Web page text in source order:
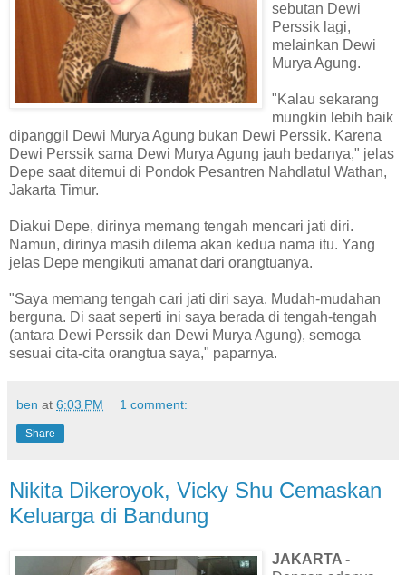
sebutan Dewi
Perssik lagi,
melainkan Dewi
Murya Agung.
"Kalau sekarang
mungkin lebih baik
dipanggil Dewi Murya Agung bukan Dewi Perssik. Karena
Dewi Perssik sama Dewi Murya Agung jauh bedanya," jelas
Depe saat ditemui di Pondok Pesantren Nahdlatul Wathan,
Jakarta Timur.
Diakui Depe, dirinya memang tengah mencari jati diri.
Namun, dirinya masih dilema akan kedua nama itu. Yang
jelas Depe mengikuti amanat dari orangtuanya.
"Saya memang tengah cari jati diri saya. Mudah-mudahan
berguna. Di saat seperti ini saya berada di tengah-tengah
(antara Dewi Perssik dan Dewi Murya Agung), semoga
sesuai cita-cita orangtua saya," paparnya.
ben at 6:03 PM 1 comment:
Share
Nikita Dikeroyok, Vicky Shu Cemaskan
Keluarga di Bandung
JAKARTA -